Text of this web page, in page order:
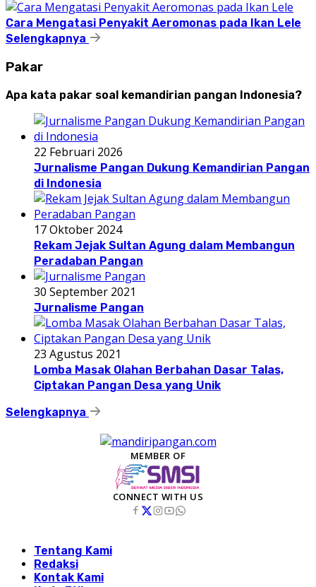
Cara Mengatasi Penyakit Aeromonas pada Ikan Lele
Selengkapnya
Pakar
Apa kata pakar soal kemandirian pangan Indonesia?
22 Februari 2026
Jurnalisme Pangan Dukung Kemandirian Pangan
di Indonesia
17 Oktober 2024
Rekam Jejak Sultan Agung dalam Membangun
Peradaban Pangan
30 September 2021
Jurnalisme Pangan
23 Agustus 2021
Lomba Masak Olahan Berbahan Dasar Talas,
Ciptakan Pangan Desa yang Unik
Selengkapnya
MEMBER OF
CONNECT WITH US
Tentang Kami
Redaksi
Kontak Kami